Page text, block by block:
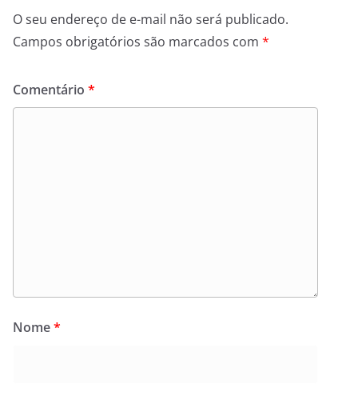
O seu endereço de e-mail não será publicado.
Campos obrigatórios são marcados com *
Comentário *
Nome*